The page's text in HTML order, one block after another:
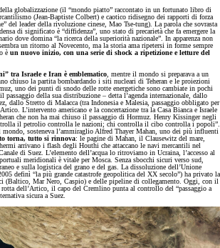
globalizzazione (il “mondo piatto” raccontato in un fortunato libro di
(Jean-Baptiste Colbert) e caotico ridisegno dei rapporti di forza
del leader della rivoluzione cinese, Mao Tse-tung). La parola che sovrasta
di significato è “diffidenza”, uno stato di precarietà che fa emergere la
dove domina “la ricerca della superiorità nazionale”. In apparenza non
un ritorno al Novecento, ma la storia ama ripetersi in forme sempre
è un nuovo inizio, con una serie di shock a ripetizione e letture del
tra Israele e Iran è emblematico , mentre il mondo si preparava a un
chiuso la partita bombardando i siti nucleari di Teheran e le proiezioni
uno dei punti di snodo delle rotte energetiche sono cambiate in pochi
della sua distribuzione – detta l’agenda internazionale, dallo
dallo Stretto di Malacca (tra Indonesia e Malesia, passaggio obbligato per
L’intervento americano e la concertazione tra la Casa Bianca e Israele
che non ha mai chiuso il passaggio di Hormuz. Henry Kissinger negli
il petrolio controlla le nazioni; chi controlla il cibo controlla i popoli”.
sosteneva l’ammiraglio Alfred Thayer Mahan, uno dei più influenti
torna, tutto si rinnova: le pagine di Mahan, il Clausewitz del mare,
arrivano i flash degli Houthi che attaccano le navi mercantili nel
di Suez. L’elemento dell’acqua lo ritroviamo in Ucraina, l’accesso al
meridionali è vitale per Mosca. Senza sbocchi sicuri verso sud,
e sulla logistica del grano e del gas. La dissoluzione dell’Unione
definì “la più grande catastrofe geopolitica del XX secolo”) ha privato la
(Baltico, Mar Nero, Caspio) e delle pipeline di collegamento. Oggi, con il
dell’Artico, il capo del Cremlino punta al controllo del “passaggio a
sicura a Suez.